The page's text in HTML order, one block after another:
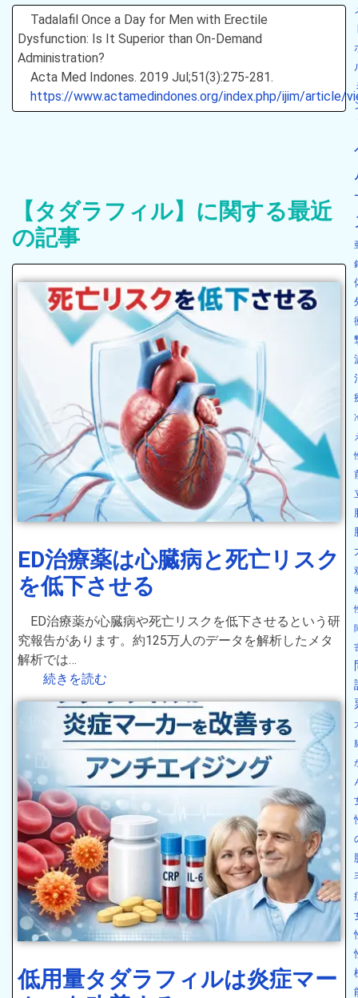
Tadalafil Once a Day for Men with Erectile
Dysfunction: Is It Superior than On-Demand
Administration?
Acta Med Indones. 2019 Jul;51(3):275-281.
https://www.actamedindones.org/index.php/ijim/article/
【タダラフィル】に関する最近
の記事
ED治療薬は心臓病と死亡リスク
を低下させる
ED治療薬が心臓病や死亡リスクを低下させるという研
究報告があります。約125万人のデータを解析したメタ
解析では…
続きを読む
低用量タダラフィルは炎症マー